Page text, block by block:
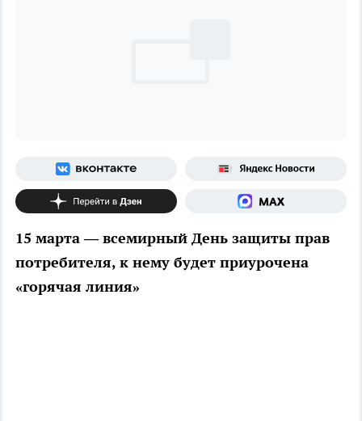
15 марта — всемирный День защиты прав
потребителя, к нему будет приурочена
«горячая линия»